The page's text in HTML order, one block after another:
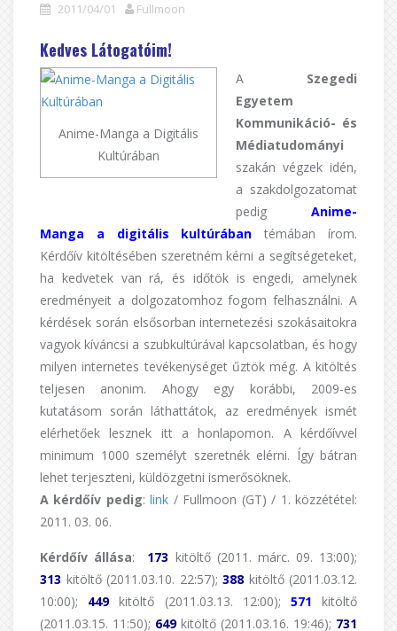
2011/04/01 Fullmoon
Kedves Látogatóim!
Anime-Manga a Digitális
Kultúrában
A Szegedi
Egyetem
Kommunikáció- és
Médiatudományi
szakán végzek idén,
a szakdolgozatomat
pedig Anime-
Manga a digitális kultúrában témában írom.
Kérdőív kitöltésében szeretném kérni a segítségeteket,
ha kedvetek van rá, és időtök is engedi, amelynek
eredményeit a dolgozatomhoz fogom felhasználni. A
kérdések során elsősorban internetezési szokásaitokra
vagyok kíváncsi a szubkultúrával kapcsolatban, és hogy
milyen internetes tevékenységet űztök még. A kitöltés
teljesen anonim. Ahogy egy korábbi, 2009-es
kutatásom során láthattátok, az eredmények ismét
elérhetőek lesznek itt a honlapomon. A kérdőívvel
minimum 1000 személyt szeretnék elérni. Így bátran
lehet terjeszteni, küldözgetni ismerősöknek.
A kérdőív pedig:link / Fullmoon (GT) / 1. közzététel:
2011. 03. 06.
Kérdőív állása: 173 kitöltő (2011. márc. 09. 13:00);
313 kitöltő (2011.03.10. 22:57); 388 kitöltő (2011.03.12.
10:00); 449kitöltő (2011.03.13. 12:00); 571 kitöltő
(2011.03.15. 11:50); 649 kitöltő (2011.03.16. 19:46); 731